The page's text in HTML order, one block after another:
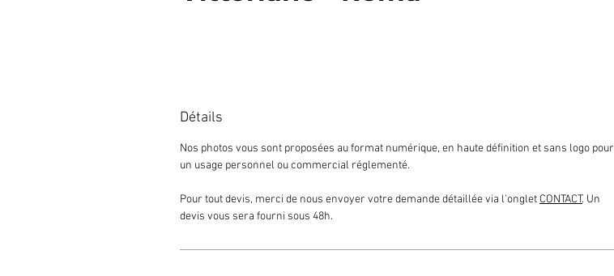
Détails
Nos photos vous sont proposées au format numérique, en haute définition et sans logo pour
un usage personnel ou commercial réglementé.
Pour tout devis, merci de nous envoyer votre demande détaillée via l'onglet CONTACT. Un
devis vous sera fourni sous 48h.